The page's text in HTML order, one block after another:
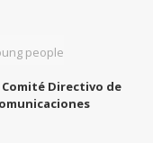
people
Directivo de